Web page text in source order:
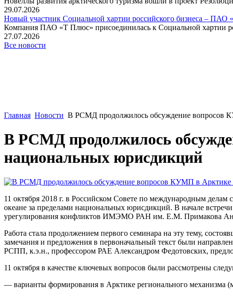
29.07.2026
Новый участник Социальной хартии российского бизнеса – ПАО
Компания ПАО «Т Плюс» присоединилась к Социальной хартии
27.07.2026
Все новости
Главная Новости В РСМД продолжилось обсуждение вопросов
В РСМД продолжилось
национальных юрисдикций
11 октября 2018 г. в Российском Совете по международным
океане за пределами национальных юрисдикций. В начале
урегулирования конфликтов ИМЭМО РАН им. Е.М. Примакова
Работа стала продолжением первого семинара на эту тему,
замечания и предложения в первоначальный текст были
РСПП, к.э.н., профессором РАЕ Александром Федотовских,
11 октября в качестве ключевых вопросов были рассмотрены
— варианты формирования в Арктике регионального механизма